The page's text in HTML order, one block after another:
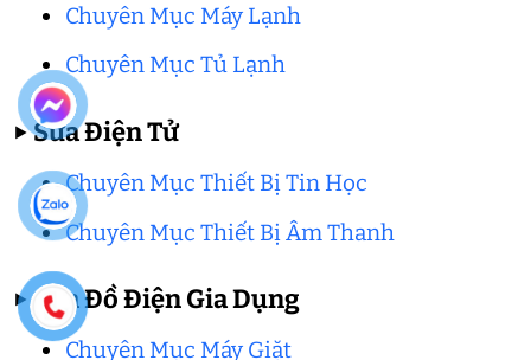
Chuyên Mục Máy Lạnh
Chuyên Mục Tủ Lạnh
▶Sửa Điện Tử
Chuyên Mục Thiết Bị Tin Học
Chuyên Mục Thiết Bị Âm Thanh
▶Sửa Đồ Điện Gia Dụng
Chuyên Mục Máy Giặt